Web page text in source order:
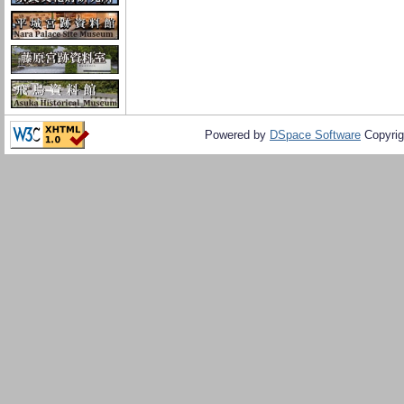
Powered by DSpace Software